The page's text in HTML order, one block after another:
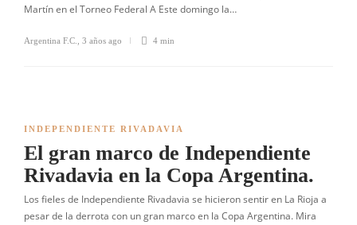
Martín en el Torneo Federal A Este domingo la…
Argentina F.C. 3 años ago 4 min
INDEPENDIENTE RIVADAVIA
El gran marco de Independiente
Rivadavia en la Copa Argentina.
Los fieles de Independiente Rivadavia se hicieron sentir en La Rioja a
pesar de la derrota con un gran marco en la Copa Argentina. Mira